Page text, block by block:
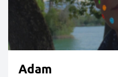
Adam